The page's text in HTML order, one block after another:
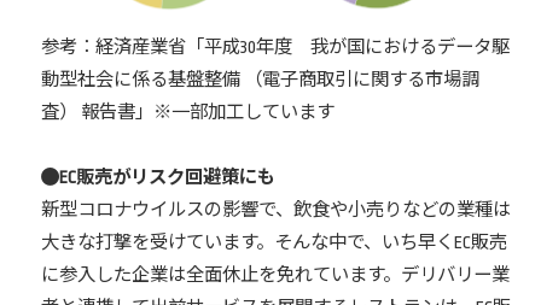
参考：経済産業省「平成30年度 我が国におけるデータ駆
動型社会に係る基盤整備 （電子商取引に関する市場調
査） 報告書」※一部加工しています
EC販売がリスク回避策にも
新型コロナウイルスの影響で、飲食や小売りなどの業種は
大きな打撃を受けています。そんな中で、いち早くEC販売
に参入した企業は全面休止を免れています。デリバリー業